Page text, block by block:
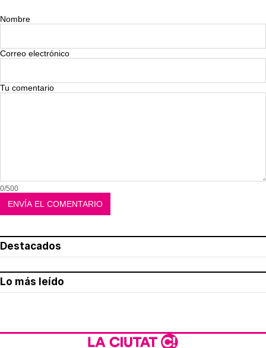
Nombre
Correo electrónico
Tu comentario
0/500
Destacados
Lo más leído